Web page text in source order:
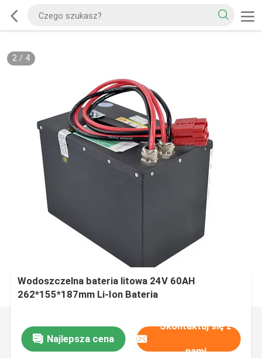
2/ 4
Wodoszczelna bateria litowa 24V 60AH
262*155*187mm Li-Ion Bateria
Najlepsza cena
Skontaktuj się z
nami